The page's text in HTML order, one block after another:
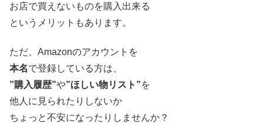
お店で買えないものを購入出来る
というメリットもあります。
ただ、Amazonのアカウントを
本名で登録している方は、
”購入履歴”や”ほしい物リスト”を
他人に見られたりしないか
ちょっと不安になったりしませんか？